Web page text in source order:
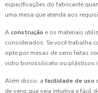
especificações do fabricante
uma mesa que atenda aos
A construção e os materiais
considerados. Se você trabalha
opte por mesas de seno feitas
vidro borossilicato ou plásticos
Além disso, a facilidade de uso
de seno que seja intuitiva e fácil